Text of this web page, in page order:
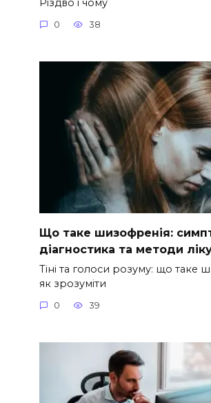
Різдво і чому
0 38
Що таке шизофренія:
діагностика та методи
Тіні та голоси розуму: що таке
як зрозуміти
0 39